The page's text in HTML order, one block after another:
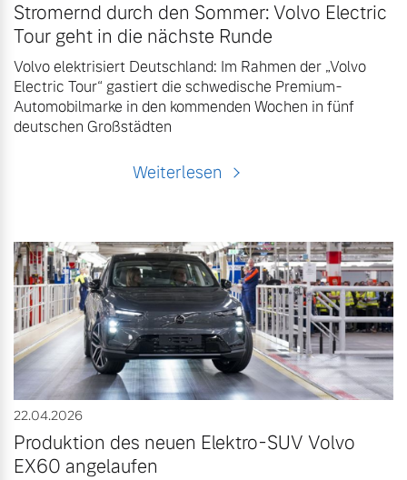
Stromernd durch den Sommer: Volvo Electric
Tour geht in die nächste Runde
Volvo elektrisiert Deutschland: Im Rahmen der „Volvo
Electric Tour“ gastiert die schwedische Premium-
Automobilmarke in den kommenden Wochen in fünf
deutschen Großstädten
Weiterlesen
22.04.2026
Produktion des neuen Elektro-SUV Volvo
EX60 angelaufen